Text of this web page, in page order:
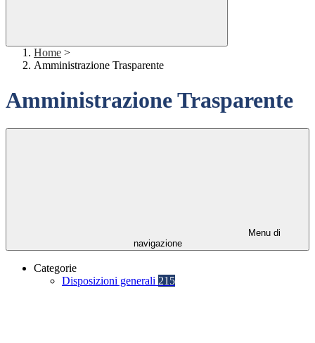
Home >
Amministrazione Trasparente
Amministrazione Trasparente
Menu di
navigazione
Categorie
Disposizioni generali 215